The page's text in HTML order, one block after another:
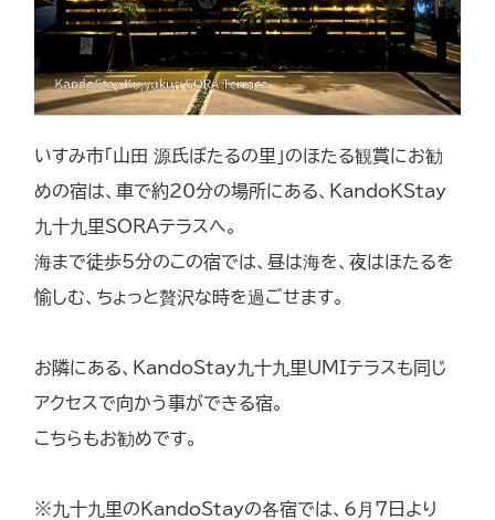
いすみ市「山田 源氏ぼたるの里」のほたる観賞にお勧
めの宿は、車で約20分の場所にある、KandoKStay
九十九里SORAテラスへ。
海まで徒歩5分のこの宿では、昼は海を、夜はほたるを
愉しむ、ちょっと贅沢な時を過ごせます。
お隣にある、KandoStay九十九里UMIテラスも同じ
アクセスで向かう事ができる宿。
こちらもお勧めです。
※九十九里のKandoStayの各宿では、6月7日より